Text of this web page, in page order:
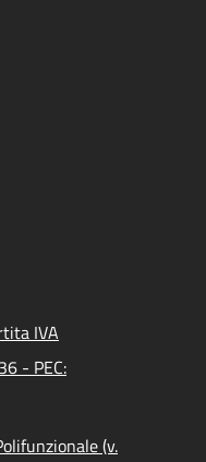
IVA
- PEC:
(v.